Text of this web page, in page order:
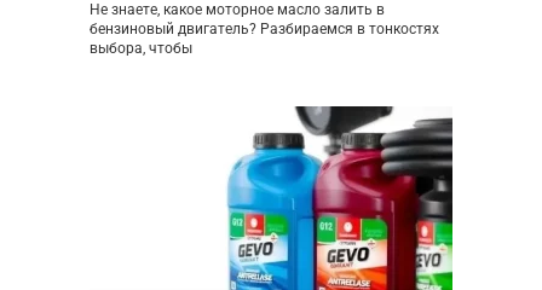
Не знаете, какое моторное масло залить в
бензиновый двигатель? Разбираемся в тонкостях
выбора, чтобы